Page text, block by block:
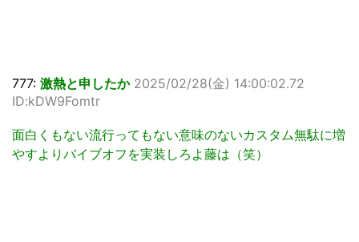
777: 激熱と申したか 2025/02/28(金) 14:00:02.72
ID:kDW9Fomtr
面白くもない流行ってもない意味のないカスタム無駄に増
やすよりバイブオフを実装しろよ藤は（笑）